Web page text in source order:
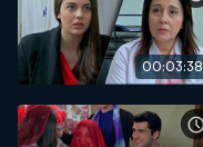
00:03:38